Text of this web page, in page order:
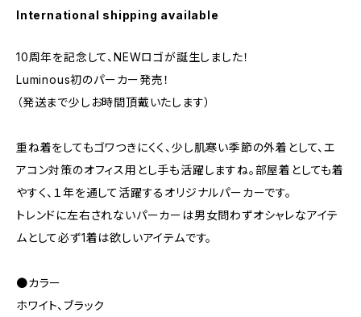
International shipping available
10周年を記念して、NEWロゴが誕生しました！
Luminous初のパーカー発売！
（発送まで少しお時間頂戴いたします）
重ね着をしてもゴワつきにくく、少し肌寒い季節の外着として、エ
アコン対策のオフィス用とし手も活躍しますね。部屋着としても着
やすく、１年を通して活躍するオリジナルパーカーです。
トレンドに左右されないパーカーは男女問わずオシャレなアイテ
ムとして必ず1着は欲しいアイテムです。
●カラー
ホワイト、ブラック